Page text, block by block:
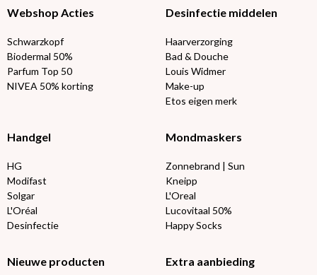
Webshop Acties
Schwarzkopf
Biodermal 50%
Parfum Top 50
NIVEA 50% korting
Desinfectie middelen
Haarverzorging
Bad & Douche
Louis Widmer
Make-up
Etos eigen merk
Handgel
HG
Modifast
Solgar
L'Oréal
Desinfectie
Mondmaskers
Zonnebrand | Sun
Kneipp
L'Oreal
Lucovitaal 50%
Happy Socks
Nieuwe producten Extra aanbieding